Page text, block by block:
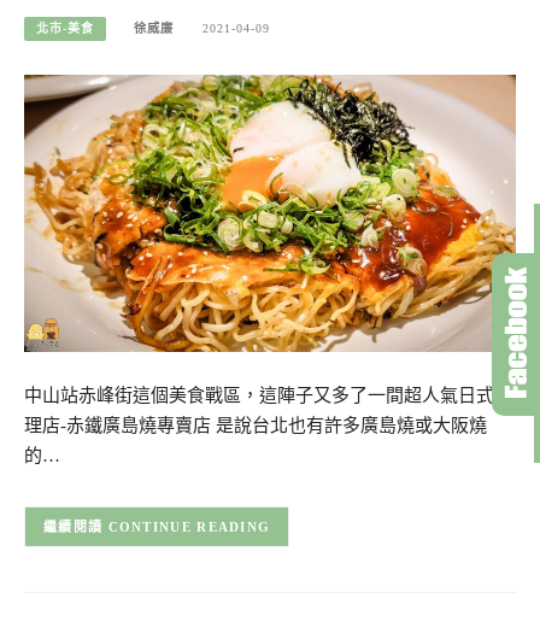
北市-美食 徐威廉 2021-04-09
中山站赤峰街這個美食戰區，這陣子又多了一間超人氣日式料
理店-赤鐵廣島燒專賣店 是說台北也有許多廣島燒或大阪燒
的…
CONTINUE READING